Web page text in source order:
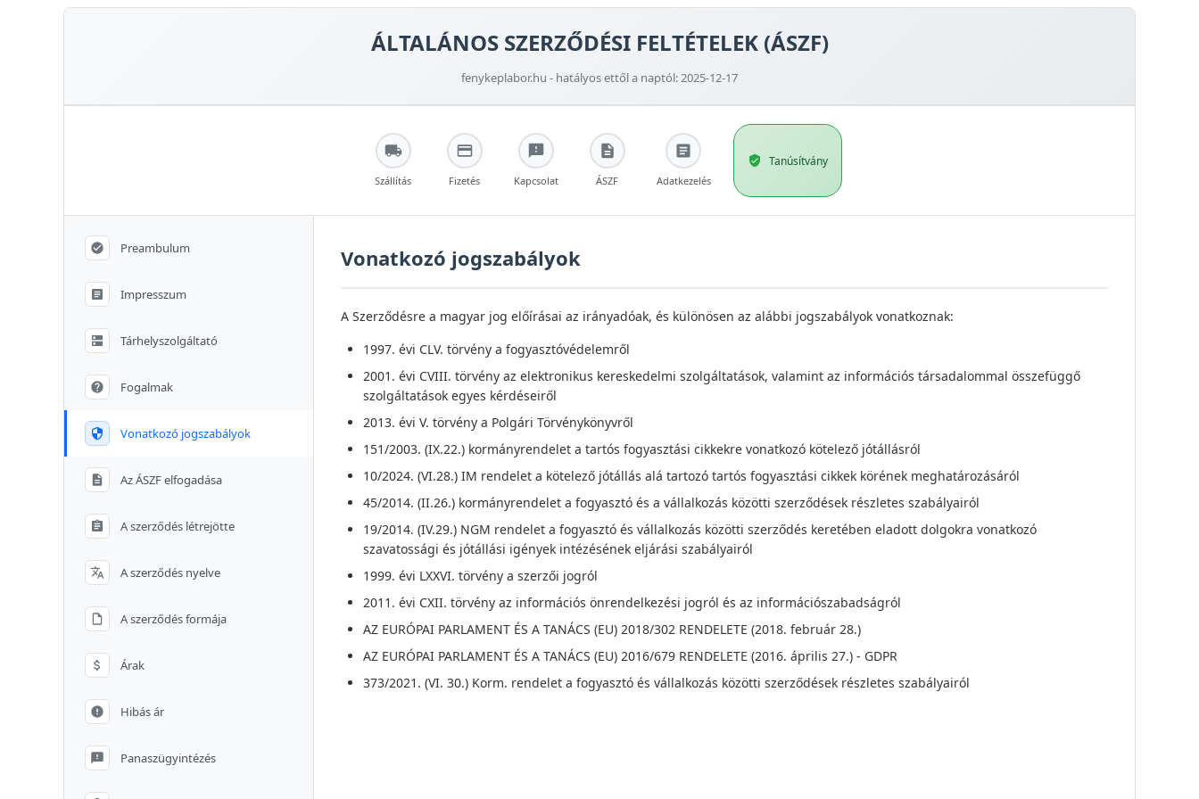
ÁLTALÁNOS SZERZŐDÉSI FELTÉTELEK (ÁSZF)
fenykeplabor.hu - hatályos ettől a naptól: 2025-12-17
Szállítás Fizetés Kapcsolat ÁSZF Adatkezelés
Tanúsítvány
Preambulum
Impresszum
Tárhelyszolgáltató
Fogalmak
Vonatkozó jogszabályok
Az ÁSZF elfogadása
A szerződés létrejötte
A szerződés nyelve
A szerződés formája
Árak
Hibás ár
Panaszügyintézés
Vonatkozó jogszabályok
A Szerződésre a magyar jog előírásai az irányadóak, és különösen az alábbi jogszabályok vonatkoznak:
1997. évi CLV. törvény a fogyasztóvédelemről
2001. évi CVIII. törvény az elektronikus kereskedelmi szolgáltatások, valamint az információs társadalommal összefüggő
szolgáltatások egyes kérdéseiről
2013. évi V. törvény a Polgári Törvénykönyvről
151/2003. (IX.22.) kormányrendelet a tartós fogyasztási cikkekre vonatkozó kötelező jótállásról
10/2024. (VI.28.) IM rendelet a kötelező jótállás alá tartozó tartós fogyasztási cikkek körének meghatározásáról
45/2014. (II.26.) kormányrendelet a fogyasztó és a vállalkozás közötti szerződések részletes szabályairól
19/2014. (IV.29.) NGM rendelet a fogyasztó és vállalkozás közötti szerződés keretében eladott dolgokra vonatkozó
szavatossági és jótállási igények intézésének eljárási szabályairól
1999. évi LXXVI. törvény a szerzői jogról
2011. évi CXII. törvény az információs önrendelkezési jogról és az információszabadságról
AZ EURÓPAI PARLAMENT ÉS A TANÁCS (EU) 2018/302 RENDELETE (2018. február 28.)
AZ EURÓPAI PARLAMENT ÉS A TANÁCS (EU) 2016/679 RENDELETE (2016. április 27.) - GDPR
373/2021. (VI. 30.) Korm. rendelet a fogyasztó és vállalkozás közötti szerződések részletes szabályairól